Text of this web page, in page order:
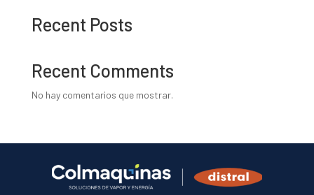
Recent Posts
Recent Comments
No hay comentarios que mostrar.